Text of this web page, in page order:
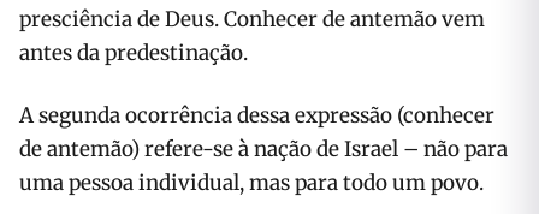
presciência de Deus. Conhecer de antemão vem
antes da predestinação.
A segunda ocorrência dessa expressão (conhecer
de antemão) refere-se à nação de Israel – não para
uma pessoa individual, mas para todo um povo.